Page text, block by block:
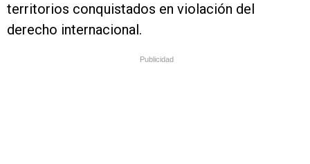
territorios conquistados en violación del
derecho internacional.
Publicidad